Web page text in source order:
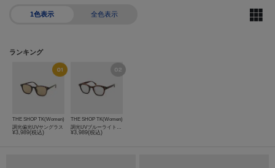
1色表示 全色表示
ランキング
THE SHOP TK(Women)
調光偏光UVサングラス
¥3,989(税込)
THE SHOP TK(Women)
¥3,989(税込)